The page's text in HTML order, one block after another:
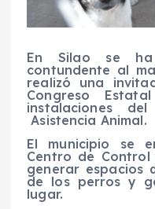
En Silao se
contundente al
realizó una
Congreso
instalaciones
Asistencia Animal.
El municipio se
Centro de
generar espacios
de los perros y
lugar.